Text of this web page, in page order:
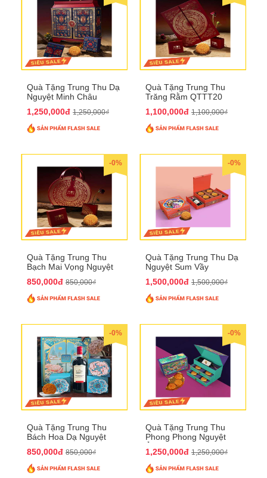
Quà Tặng Trung Thu Dạ
Nguyệt Minh Châu
1,250,000đ 1,250,000₫
Quà Tặng Trung Thu
Trăng Rằm QTTT20
1,100,000đ 1,100,000₫
-0%
Quà Tặng Trung Thu
Bạch Mai Vọng Nguyệt
850,000đ 850,000₫
-0%
Quà Tặng Trung Thu Dạ
Nguyệt Sum Vầy
1,500,000đ 1,500,000₫
-0%
Quà Tặng Trung Thu
Bách Hoa Dạ Nguyệt
850,000đ 850,000₫
-0%
Quà Tặng Trung Thu
Phong Phong Nguyệt
1,250,000đ 1,250,000₫